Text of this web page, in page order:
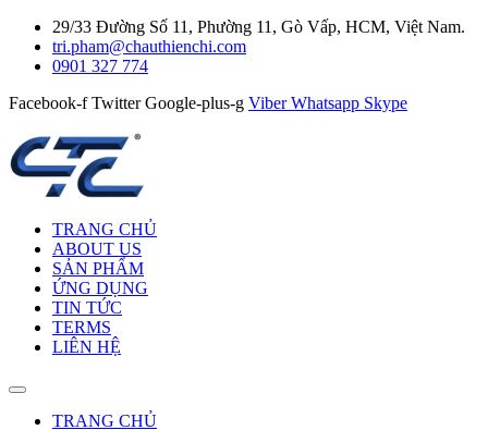
29/33 Đường Số 11, Phường 11, Gò Vấp, HCM, Việt Nam.
tri.pham@chauthienchi.com
0901 327 774
Facebook-f Twitter Google-plus-g Viber Whatsapp Skype
TRANG CHỦ
ABOUT US
SẢN PHẨM
ỨNG DỤNG
TIN TỨC
TERMS
LIÊN HỆ
TRANG CHỦ